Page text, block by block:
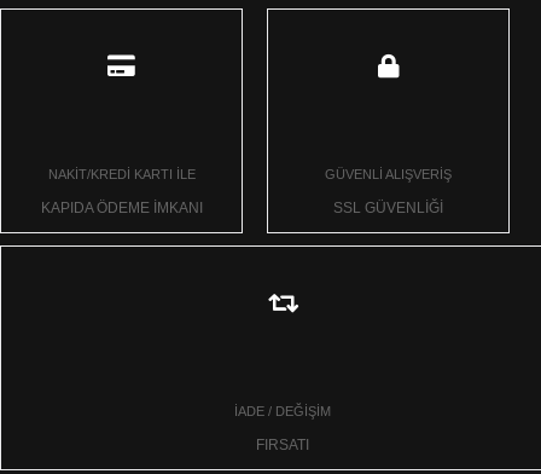
NAKİT/KREDİ KARTI İLE
KAPIDA ÖDEME İMKANI
GÜVENLİ ALIŞVERİŞ
SSL GÜVENLİĞİ
İADE / DEĞİŞİM
FIRSATI